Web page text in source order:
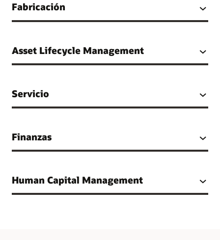
Fabricación
Asset Lifecycle Management
Servicio
Finanzas
Human Capital Management